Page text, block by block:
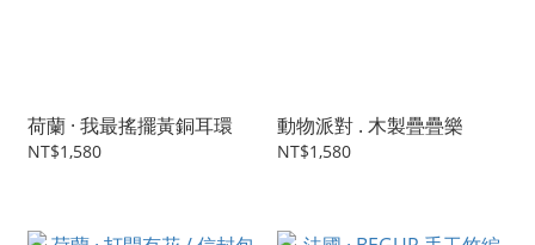
荷蘭 · 我最搖擺黃銅耳環
NT$1,580
動物派對 . 木製疊疊樂
NT$1,580